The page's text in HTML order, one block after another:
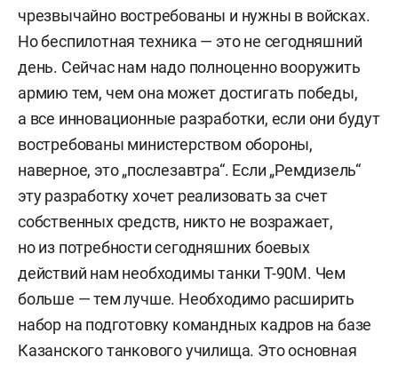
чрезвычайно востребованы и нужны в войсках.
Но беспилотная техника — это не сегодняшний
день. Сейчас нам надо полноценно вооружить
армию тем, чем она может достигать победы,
а все инновационные разработки, если они будут
востребованы министерством обороны,
наверное, это „послезавтра“. Если „Ремдизель“
эту разработку хочет реализовать за счет
собственных средств, никто не возражает,
но из потребности сегодняшних боевых
действий нам необходимы танки Т-90М. Чем
больше — тем лучше. Необходимо расширить
набор на подготовку командных кадров на базе
Казанского танкового училища. Это основная